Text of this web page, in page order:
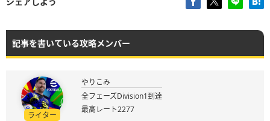
記事を書いている攻略メンバー
ライター
やりこみ
全フェーズDivision1到達
最高レート2277